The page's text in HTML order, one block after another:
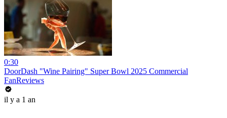
0:30
DoorDash "Wine Pairing" Super Bowl 2025 Commercial
FanReviews
il y a 1 an